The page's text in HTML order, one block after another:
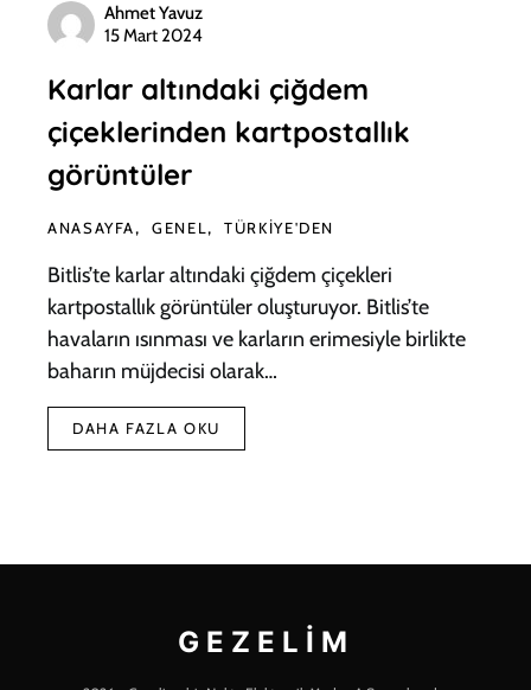
Ahmet Yavuz
15 Mart 2024
Karlar altındaki çiğdem
çiçeklerinden kartpostallık
görüntüler
ANASAYFA GENEL TÜRKIYE'DEN
Bitlis’te karlar altındaki çiğdem çiçekleri
kartpostallık görüntüler oluşturuyor. Bitlis’te
havaların ısınması ve karların erimesiyle birlikte
baharın müjdecisi olarak…
DAHA FAZLA OKU
GEZELIM